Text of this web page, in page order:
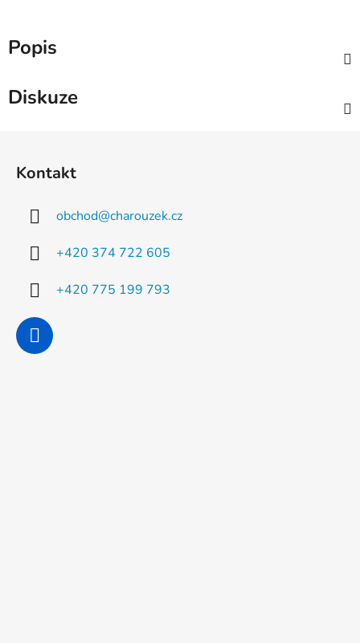
Popis
Diskuze
Kontakt
obchod@charouzek.cz
+420 374 722 605
+420 775 199 793